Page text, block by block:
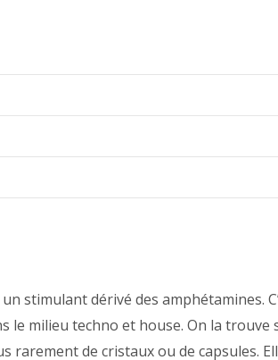
stimulant dérivé des amphétamines.
le milieu techno et house. On la trouve
rarement de cristaux ou de capsules.